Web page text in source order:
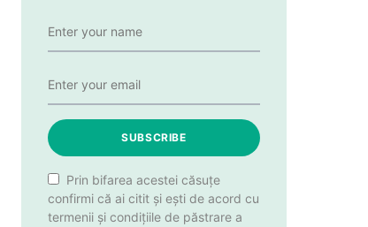
SUBSCRIBE
Prin bifarea acestei căsuțe
confirmi că ai citit și ești de acord cu
termenii și condițiile de păstrare a